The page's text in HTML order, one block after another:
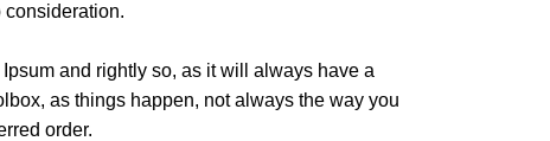
consideration.
and rightly so, as it will always have a
as things happen, not always the way you
order.